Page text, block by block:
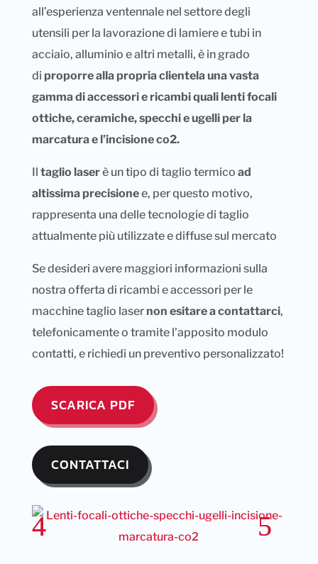
all’esperienza ventennale nel settore degli
utensili per la lavorazione di lamiere e tubi in
acciaio, alluminio e altri metalli, è in grado
di proporre alla propria clientela una vasta
gamma di accessori e ricambi quali lenti focali
ottiche, ceramiche, specchi e ugelli per la
marcatura e l’incisione co2.
Il taglio laserè un tipo di taglio termico ad
altissima precisionee, per questo motivo,
rappresenta una delle tecnologie di taglio
attualmente più utilizzate e diffuse sul mercato
Se desideri avere maggiori informazioni sulla
nostra offerta di ricambi e accessori per le
macchine taglio laser non esitare a contattarci,
telefonicamente o tramite l’apposito modulo
contatti, e richiedi un preventivo personalizzato!
SCARICA PDF
CONTATTACI